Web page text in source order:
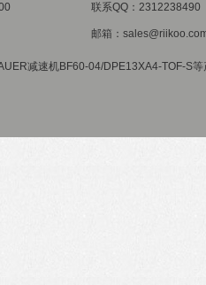
联系QQ：2312238490
邮箱：
减速机BF60-04/DPE13XA4-TOF-S